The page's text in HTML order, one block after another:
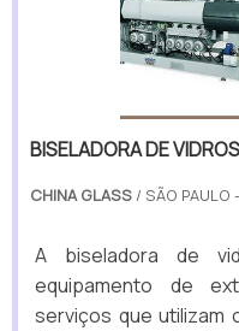
BISELADORA DE
CHINA GLASS / SÃO PAULO
A biseladora de
equipamento de
serviços que utilizam